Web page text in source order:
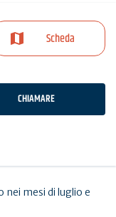
Scheda
CHIAMARE
nei mesi di luglio e